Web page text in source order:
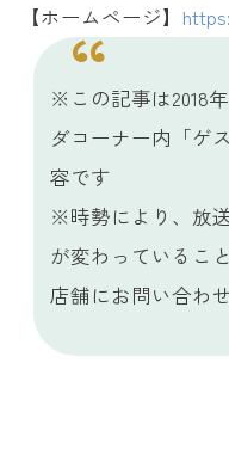
【ホームページ】
※この記事は2018
ダコーナー内「ゲ
容です
※時勢により、放
が変わっているこ
店舗にお問い合わ